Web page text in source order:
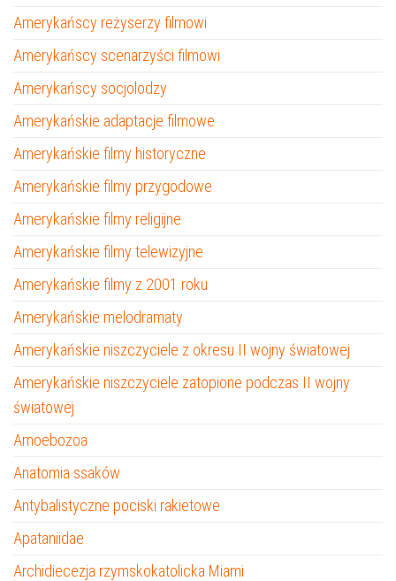
Amerykańscy reżyserzy filmowi
Amerykańscy scenarzyści filmowi
Amerykańscy socjolodzy
Amerykańskie adaptacje filmowe
Amerykańskie filmy historyczne
Amerykańskie filmy przygodowe
Amerykańskie filmy religijne
Amerykańskie filmy telewizyjne
Amerykańskie filmy z 2001 roku
Amerykańskie melodramaty
Amerykańskie niszczyciele z okresu II wojny światowej
Amerykańskie niszczyciele zatopione podczas II wojny
światowej
Amoebozoa
Anatomia ssaków
Antybalistyczne pociski rakietowe
Apataniidae
Archidiecezja rzymskokatolicka Miami